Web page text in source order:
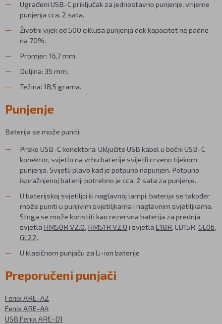
Ugrađeni USB-C priključak za jednostavno punjenje, vrijeme
punjenja cca. 2 sata.
Životni vijek od 500 ciklusa punjenja dok kapacitet ne padne
na 70%.
Promjer: 16,7 mm.
Duljina: 35 mm.
Težina: 18,5 grama.
Punjenje
Baterija se može puniti:
Preko USB-C konektora: Uključite USB kabel u bočni USB-C
konektor, svjetlo na vrhu baterije svijetli crveno tijekom
punjenja. Svijetli plavo kad je potpuno napunjen. Potpuno
ispražnjenoj bateriji potrebno je cca. 2 sata za punjenje.
U baterijskoj svjetiljci ili naglavnoj lampi: baterija se također
može puniti u punjivim svjetiljkama i naglavnim svjetiljkama.
Stoga se može koristiti kao rezervna baterija za prednja
svjetla HM50R V2.0, HM51R V2.0 i svjetla E18R, LD15R, GL06,
GL22.
U klasičnom punjaču za Li-ion baterije
Preporučeni punjači
Fenix ARE-A2
Fenix ARE-A4
USB Fenix ARE-D1